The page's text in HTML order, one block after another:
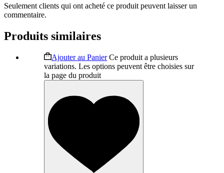
Seulement clients qui ont acheté ce produit peuvent laisser un
commentaire.
Produits similaires
Ajouter au Panier Ce produit a plusieurs
variations. Les options peuvent être choisies sur
la page du produit